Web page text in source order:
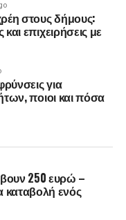
στους δήμους:
επιχειρήσεις με
για
ποιοι και πόσα
250 ευρώ –
καταβολή ενός